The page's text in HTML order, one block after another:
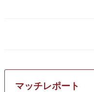
マッチレポート